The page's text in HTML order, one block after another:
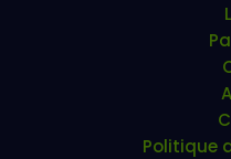
Politique